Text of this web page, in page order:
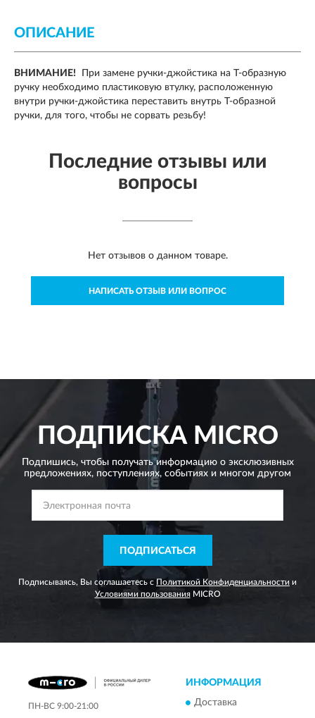
ОПИСАНИЕ
ВНИМАНИЕ! При замене ручки-джойстика на Т-образную
ручку необходимо пластиковую втулку, расположенную
внутри ручки-джойстика переставить внутрь Т-образной
ручки, для того, чтобы не сорвать резьбу!
Последние отзывы или
вопросы
Нет отзывов о данном товаре.
НАПИСАТЬ ОТЗЫВ ИЛИ ВОПРОС
ПОДПИСКАMICRO
Подпишись, чтобы получать информацию о эксклюзивных
предложениях, поступлениях, событиях и многом другом
ПОДПИСАТЬСЯ
Подписываясь, Вы соглашаетесь с Политикой Конфиденциальности и
Условиями пользованияMICRO
ПН-ВС 9:00-21:00
ИНФОРМАЦИЯ
Доставка